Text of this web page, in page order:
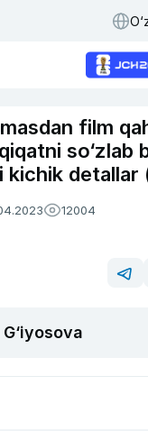
film
so‘zlab
kichik detallar
12004